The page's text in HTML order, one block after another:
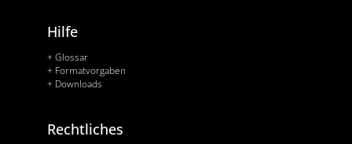
Hilfe
+ Glossar
+ Formatvorgaben
+ Downloads
Rechtliches